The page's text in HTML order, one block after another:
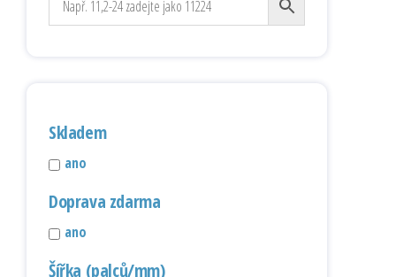
Skladem
ano
Doprava zdarma
ano
Šířka (palců/mm)